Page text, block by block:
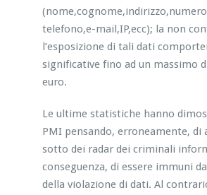
telefono,e-mail,IP,ecc); la non
l’esposizione di tali dati
significative fino ad un massimo
euro.
Le ultime statistiche hanno
PMI pensando, erroneamente, di
sotto dei radar dei criminali
conseguenza, di essere immuni
della violazione di dati. Al